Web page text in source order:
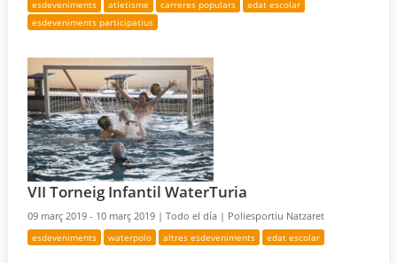
esdeveniments atletisme carreres populars
edat escolar
esdeveniments participatius
VII Torneig Infantil WaterTuria
09 març 2019 - 10 març 2019 |Todo el día | Poliesportiu Natzaret
esdeveniments waterpolo altres esdeveniments edat escolar